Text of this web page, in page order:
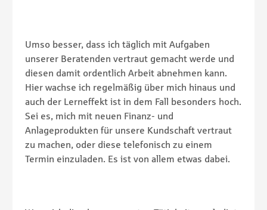
Umso besser, dass ich täglich mit Aufgaben
unserer Beratenden vertraut gemacht werde und
diesen damit ordentlich Arbeit abnehmen kann.
Hier wachse ich regelmäßig über mich hinaus und
auch der Lerneffekt ist in dem Fall besonders hoch.
Sei es, mich mit neuen Finanz- und
Anlageprodukten für unsere Kundschaft vertraut
zu machen, oder diese telefonisch zu einem
Termin einzuladen. Es ist von allem etwas dabei.